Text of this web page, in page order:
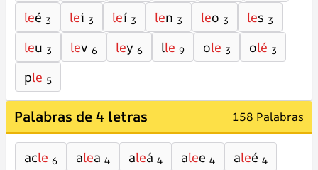
leé 3 lei 3 leí 3 len 3 leo 3 les 3
leu 3 lev 6 ley 6 lle 9 ole 3 olé 3
ple 5
Palabras de 4 letras 158 Palabras
acle 6 alea 4 aleá 4 alee 4 aleé 4